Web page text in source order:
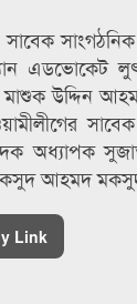
এডভোকেট
মাশুক উদ্দিন
অধ্যাপক
মকসুদ আহমদ
Link